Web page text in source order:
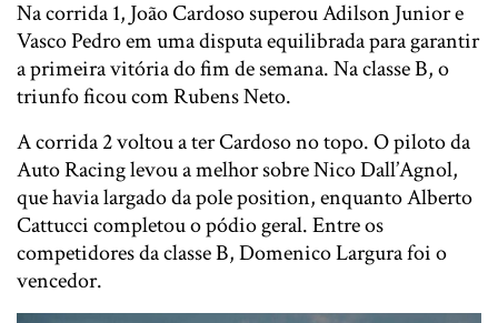
Na corrida 1, João Cardoso superou Adilson Junior e
Vasco Pedro em uma disputa equilibrada para garantir
a primeira vitória do fim de semana. Na classe B, o
triunfo ficou com Rubens Neto.
A corrida 2 voltou a ter Cardoso no topo. O piloto da
Auto Racing levou a melhor sobre Nico Dall’Agnol,
que havia largado da pole position, enquanto Alberto
Cattucci completou o pódio geral. Entre os
competidores da classe B, Domenico Largura foi o
vencedor.